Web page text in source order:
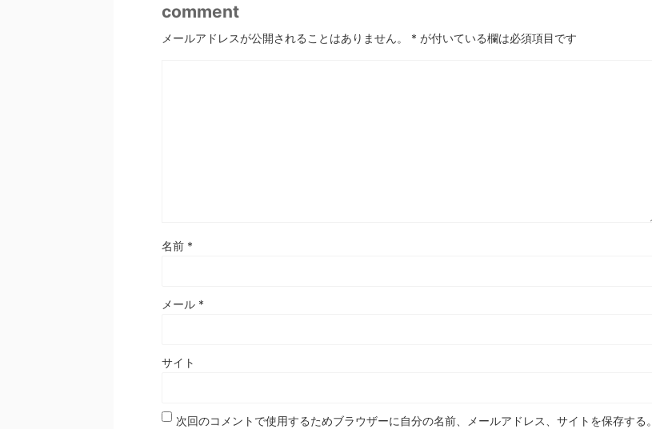
comment
メールアドレスが公開されることはありません。 * が付いている欄は必須項目です
名前 *
メール *
サイト
次回のコメントで使用するためブラウザーに自分の名前、メールアドレス、サイトを保存する。